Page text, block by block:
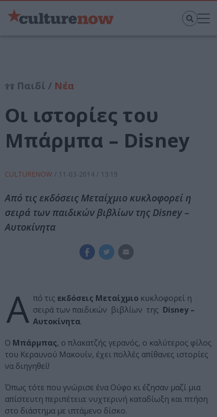
Παιδί / Νέα
Οι ιστορίες του
Μπάρμπα – Disney
CULTURENOW / 11-03-2014 / 13:19
Από τις εκδόσεις Μεταίχμιο κυκλοφορεί η
σειρά των παιδικών βιβλίων της Disney –
Αυτοκίνητα
Α πό τις εκδόσεις Μεταίχμιο κυκλοφορεί η
σειρά των παιδικών βιβλίων της Disney –
Αυτοκίνητα.
Ο Μπάρμπας, ο πλακατζής γερανός, ο καλύτερος φίλος
του Κεραυνού Μακουίν, έχει πολλές απίθανες ιστορίες
να διηγηθεί!
Όπως τότε που γνώρισε ένα Ούφο κι έζησαν μαζί μια
απίστευτη περιπέτεια: νυχτερινή καταδίωξη και πτήση
στο διάστημα με ιπτάμενο δίσκο.